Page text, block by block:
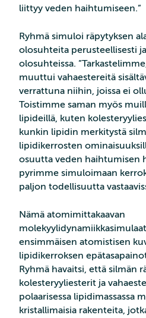
liittyy veden haihtumiseen.”
Ryhmä simuloi räpytyksen
olosuhteita perusteellisesti
olosuhteissa.
muuttui vahaestereitä
verrattuna niihin, joissa ei
Toistimme saman myös
lipideillä, kuten
kunkin lipidin merkitystä
lipidikerrosten
osuutta veden haihtumisen
pyrimme simuloimaan
paljon todellisuutta
Nämä atomimittakaavan
ensimmäisen atomistisen
lipidikerroksen
Ryhmä havaitsi, että silmän
kolesteryyliesterit ja
polaarisessa lipidimassassa
kristallimaisia rakenteita,